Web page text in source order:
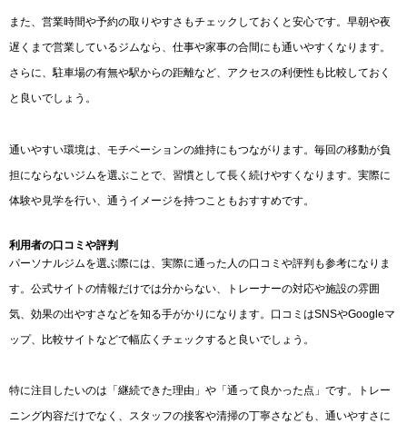
また、営業時間や予約の取りやすさもチェックしておくと安心です。早朝や夜
遅くまで営業しているジムなら、仕事や家事の合間にも通いやすくなります。
さらに、駐車場の有無や駅からの距離など、アクセスの利便性も比較しておく
と良いでしょう。
通いやすい環境は、モチベーションの維持にもつながります。毎回の移動が負
担にならないジムを選ぶことで、習慣として長く続けやすくなります。実際に
体験や見学を行い、通うイメージを持つこともおすすめです。
利用者の口コミや評判
パーソナルジムを選ぶ際には、実際に通った人の口コミや評判も参考になりま
す。公式サイトの情報だけでは分からない、トレーナーの対応や施設の雰囲
気、効果の出やすさなどを知る手がかりになります。口コミはSNSやGoogleマ
ップ、比較サイトなどで幅広くチェックすると良いでしょう。
特に注目したいのは「継続できた理由」や「通って良かった点」です。トレー
ニング内容だけでなく、スタッフの接客や清掃の丁寧さなども、通いやすさに